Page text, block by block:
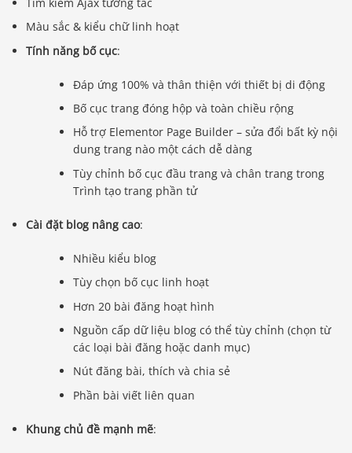
Màu sắc & kiểu chữ linh hoạt
Tính năng bố cục:
Đáp ứng 100% và thân thiện với thiết bị di động
Bố cục trang đóng hộp và toàn chiều rộng
Hỗ trợ Elementor Page Builder – sửa đổi bất kỳ nội
dung trang nào một cách dễ dàng
Tùy chỉnh bố cục đầu trang và chân trang trong
Trình tạo trang phần tử
Cài đặt blog nâng cao:
Nhiều kiểu blog
Tùy chọn bố cục linh hoạt
Hơn 20 bài đăng hoạt hình
Nguồn cấp dữ liệu blog có thể tùy chỉnh (chọn từ
các loại bài đăng hoặc danh mục)
Nút đăng bài, thích và chia sẻ
Phần bài viết liên quan
Khung chủ đề mạnh mẽ: